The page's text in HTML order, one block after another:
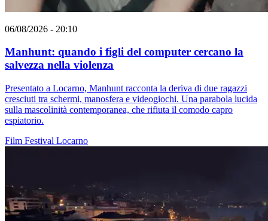
06/08/2026 - 20:10
Manhunt: quando i figli del computer cercano la
salvezza nella violenza
Presentato a Locarno, Manhunt racconta la deriva di due ragazzi
cresciuti tra schermi, manosfera e videogiochi. Una parabola lucida
sulla mascolinità contemporanea, che rifiuta il comodo capro
espiatorio.
Film Festival Locarno